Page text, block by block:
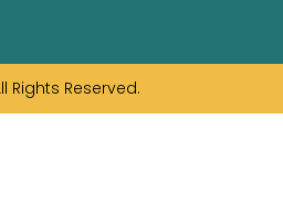
Rights Reserved.